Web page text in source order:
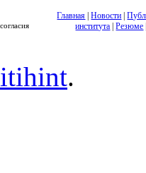
Главная |Новости |
института |Резюме
.